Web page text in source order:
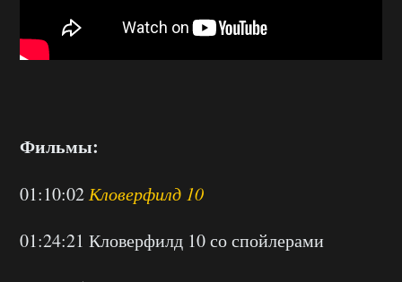
Фильмы:
01:10:02 Кловерфилд 10
01:24:21 Кловерфилд 10 со спойлерами